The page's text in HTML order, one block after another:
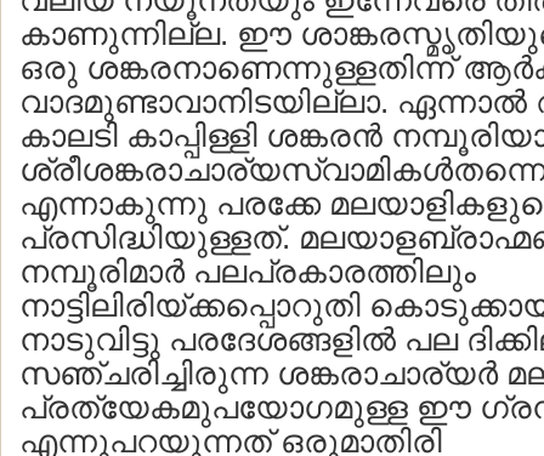
കാണുന്നില്ല. ഈ
ഒരു ശങ്കരനാണെന്നുള്ളതിന്ന്
വാദമുണ്ടാവാനിടയില്ലാ. ഏന്നാല്‍
കാലടി കാപ്പിള്ളി ശങ്കരന്‍
എന്നാകുന്നു പരക്കേ
പ്രസിദ്ധിയുള്ളത്.
നമ്പൂരിമാര്‍ പലപ്രകാരത്തിലും
നാട്ടിലിരിയ്ക്കപ്പൊറുതി
നാടുവിട്ടു പരദേശങ്ങളില്‍ പല
സഞ്ചരിച്ചിരുന്ന ശങ്കരാചാര്യര്‍
പ്രത്യേകമുപയോഗമുള്ള ഈ
എന്നുപറയുന്നത് ഒരുമാതിരി